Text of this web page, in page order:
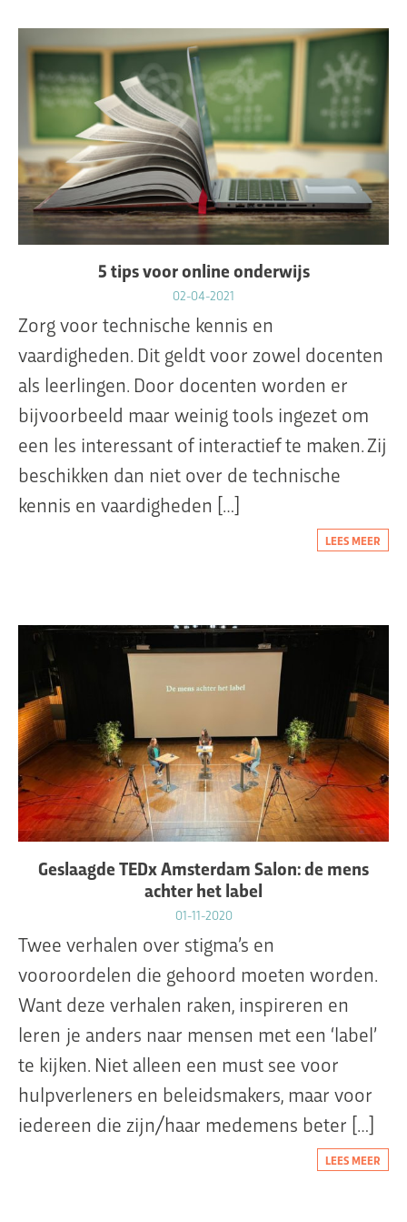
5 tips voor online onderwijs
02-04-2021
Zorg voor technische kennis en
vaardigheden. Dit geldt voor zowel docenten
als leerlingen. Door docenten worden er
bijvoorbeeld maar weinig tools ingezet om
een les interessant of interactief te maken. Zij
beschikken dan niet over de technische
kennis en vaardigheden […]
LEES MEER
Geslaagde TEDx Amsterdam Salon: de mens
achter het label
01-11-2020
Twee verhalen over stigma’s en
vooroordelen die gehoord moeten worden.
Want deze verhalen raken, inspireren en
leren je anders naar mensen met een ‘label’
te kijken. Niet alleen een must see voor
hulpverleners en beleidsmakers, maar voor
iedereen die zijn/haar medemens beter […]
LEES MEER